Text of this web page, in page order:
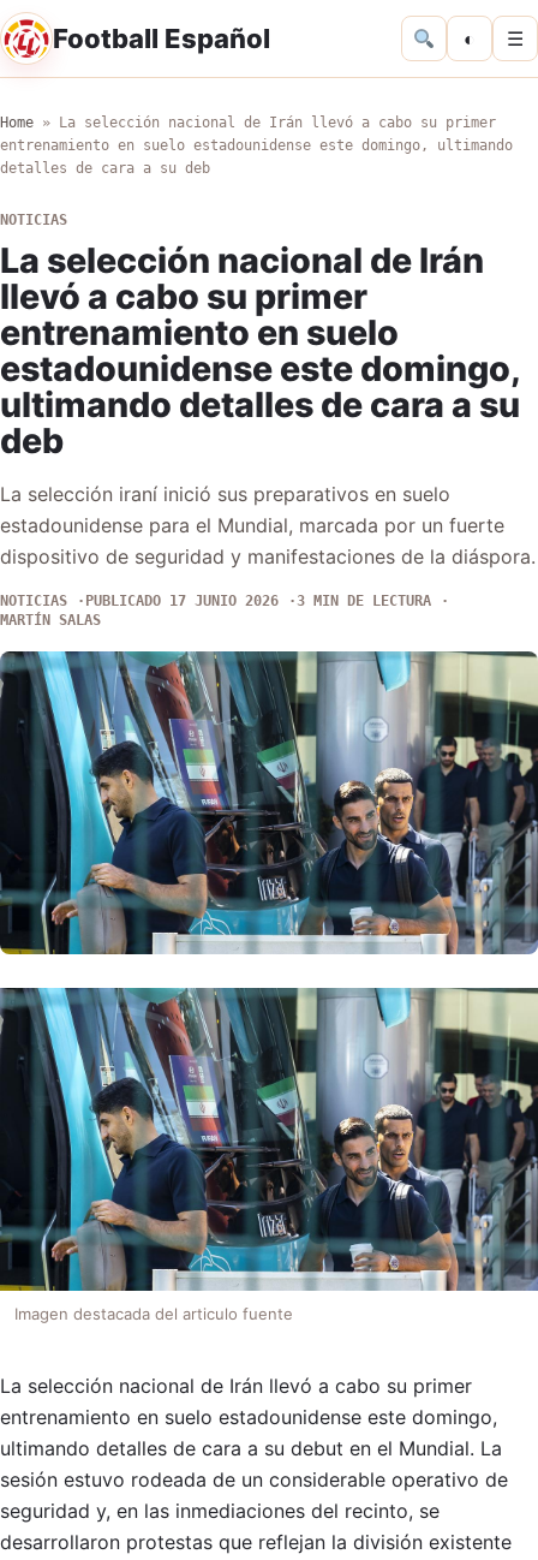
Football Español ◐ ☰
Home »
La selección nacional de Irán llevó a cabo su primer
entrenamiento en suelo estadounidense este domingo, ultimando
detalles de cara a su deb
NOTICIAS
La selección nacional de Irán
llevó a cabo su primer
entrenamiento en suelo
estadounidense este domingo,
ultimando detalles de cara a su
deb
La selección iraní inició sus preparativos en suelo
estadounidense para el Mundial, marcada por un fuerte
dispositivo de seguridad y manifestaciones de la diáspora.
NOTICIAS PUBLICADO 17 JUNIO 2026
3 MIN DE LECTURA
MARTÍN SALAS
Imagen destacada del articulo fuente
La selección nacional de Irán llevó a cabo su primer
entrenamiento en suelo estadounidense este domingo,
ultimando detalles de cara a su debut en el Mundial. La
sesión estuvo rodeada de un considerable operativo de
seguridad y, en las inmediaciones del recinto, se
desarrollaron protestas que reflejan la división existente